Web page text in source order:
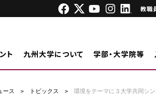
教職
ト 九州大学について 学部・大学院等
ース トピックス 環境をテーマに３大学共同シ